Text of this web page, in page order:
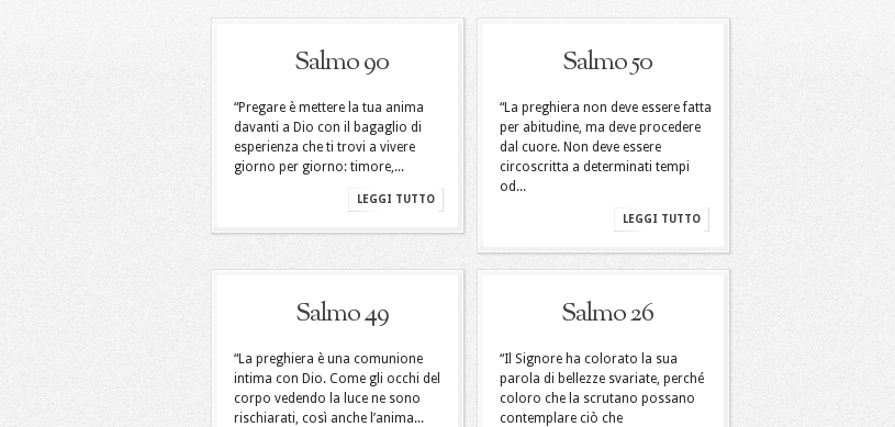
Salmo 90
“Pregare è mettere la tua anima
davanti a Dio con il bagaglio di
esperienza che ti trovi a vivere
giorno per giorno: timore,...
LEGGI TUTTO
Salmo 50
“La preghiera non deve essere fatta
per abitudine, ma deve procedere
dal cuore. Non deve essere
circoscritta a determinati tempi
od...
LEGGI TUTTO
Salmo 49
“La preghiera è una comunione
intima con Dio. Come gli occhi del
corpo vedendo la luce ne sono
rischiarati, così anche l’anima...
Salmo 26
“Il Signore ha colorato la sua
parola di bellezze svariate, perché
coloro che la scrutano possano
contemplare ciò che